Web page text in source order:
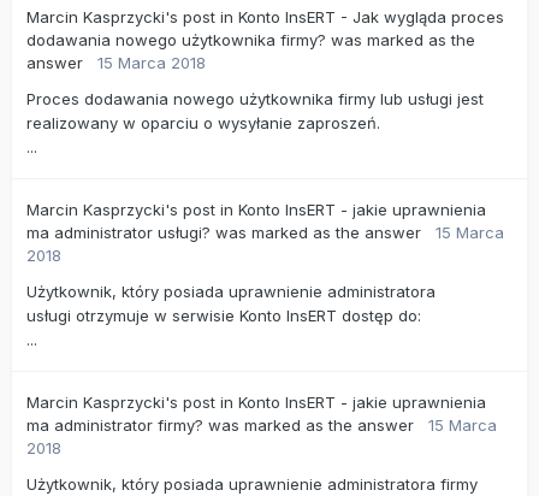
Marcin Kasprzycki's post in Konto InsERT - Jak wygląda proces
dodawania nowego użytkownika firmy? was marked as the
answer
15 Marca 2018
Proces dodawania nowego użytkownika firmy lub usługi jest
realizowany w oparciu o wysyłanie zaproszeń.
...
Marcin Kasprzycki's post in Konto InsERT - jakie uprawnienia
ma administrator usługi? was marked as the answer
15 Marca
2018
Użytkownik, który posiada uprawnienie administratora
usługi otrzymuje w serwisie Konto InsERT dostęp do:
...
Marcin Kasprzycki's post in Konto InsERT - jakie uprawnienia
ma administrator firmy? was marked as the answer
15 Marca
2018
Użytkownik, który posiada uprawnienie administratora firmy